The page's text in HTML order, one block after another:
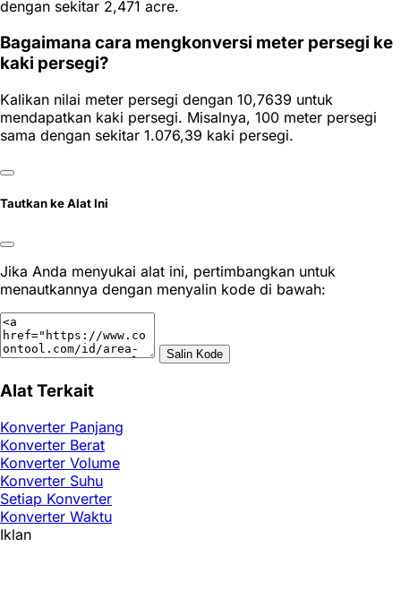
dengan sekitar 2,471 acre.
Bagaimana cara mengkonversi meter persegi ke
kaki persegi?
Kalikan nilai meter persegi dengan 10,7639 untuk
mendapatkan kaki persegi. Misalnya, 100 meter persegi
sama dengan sekitar 1.076,39 kaki persegi.
Tautkan ke Alat Ini
Jika Anda menyukai alat ini, pertimbangkan untuk
menautkannya dengan menyalin kode di bawah:
Salin Kode
Alat Terkait
Konverter Panjang
Konverter Berat
Konverter Volume
Konverter Suhu
Setiap Konverter
Konverter Waktu
Iklan